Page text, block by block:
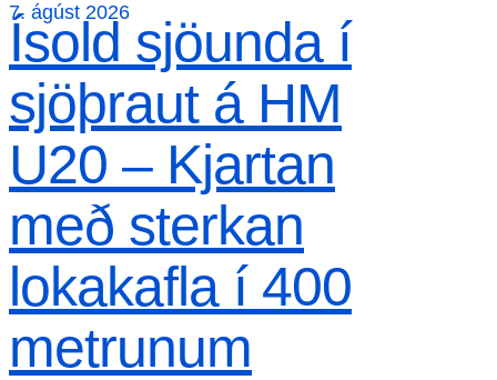
7. ágúst 2026
Ísold sjöunda í
sjöþraut á HM
U20 – Kjartan
með sterkan
lokakafla í 400
metrunum